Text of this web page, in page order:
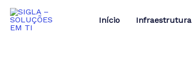
para
Início Infraestrutura